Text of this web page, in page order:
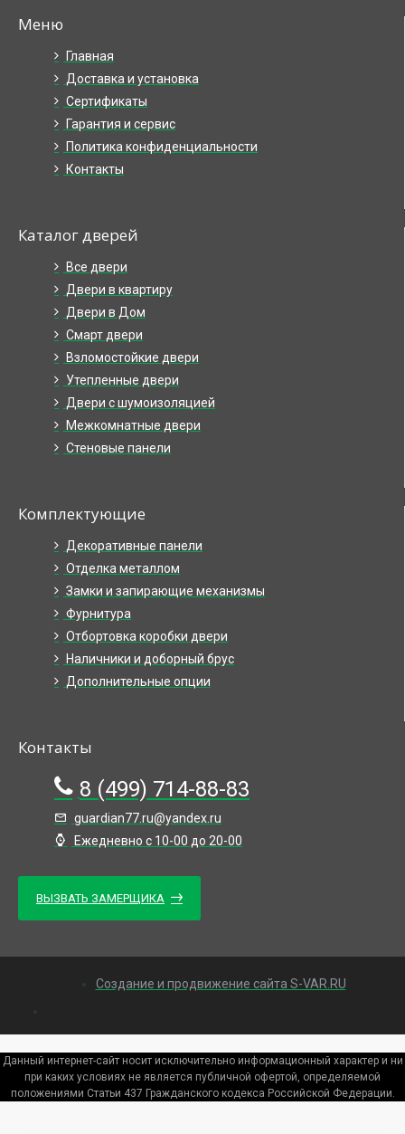
Меню
Главная
Доставка и установка
Сертификаты
Гарантия и сервис
Политика конфиденциальности
Контакты
Каталог дверей
Все двери
Двери в квартиру
Двери в Дом
Смарт двери
Взломостойкие двери
Утепленные двери
Двери с шумоизоляцией
Межкомнатные двери
Стеновые панели
Комплектующие
Декоративные панели
Отделка металлом
Замки и запирающие механизмы
Фурнитура
Отбортовка коробки двери
Наличники и доборный брус
Дополнительные опции
Контакты
8 (499) 714-88-83
guardian77.ru@yandex.ru
Ежедневно с 10-00 до 20-00
ВЫЗВАТЬ ЗАМЕРЩИКА
Создание и продвижение сайта S-VAR.RU
Данный интернет-сайт носит исключительно информационный характер и ни
при каких условиях не является публичной офертой, определяемой
положениями Статьи 437 Гражданского кодекса Российской Федерации.